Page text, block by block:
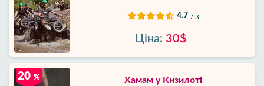
4.7 / 3
Ціна: 30$
Хамам у Кизилоті
20 %